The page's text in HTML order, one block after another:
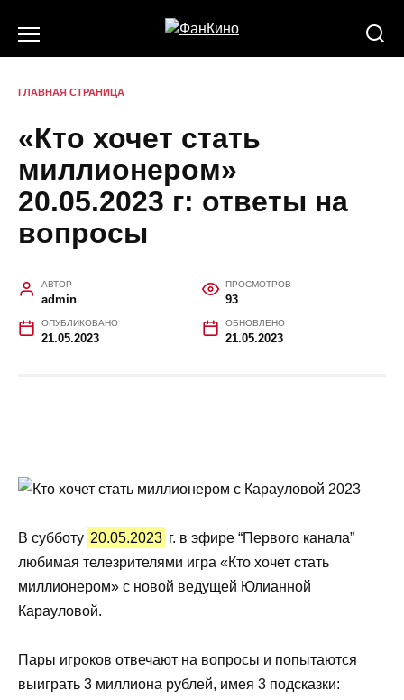
ГЛАВНАЯ СТРАНИЦА
«Кто хочет стать
миллионером»
20.05.2023 г: ответы на
вопросы
АВТОР
admin
ПРОСМОТРОВ
93
ОПУБЛИКОВАНО
21.05.2023
ОБНОВЛЕНО
21.05.2023
В субботу 20.05.2023 г. в эфире “Первого канала”
любимая телезрителями игра «Кто хочет стать
миллионером» с новой ведущей Юлианной
Карауловой.
Пары игроков отвечают на вопросы и попытаются
выиграть 3 миллиона рублей, имея 3 подсказки: